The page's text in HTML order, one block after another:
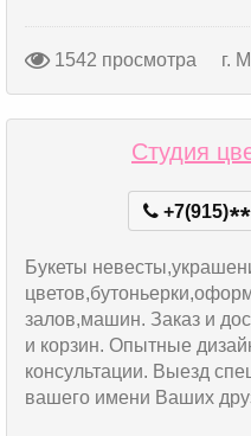
1542 просмотра г.
Студия
+7(915)**
Букеты
залов,машин. Заказ и
и корзин. Опытные
консультации. Выезд
вашего имени Ваших